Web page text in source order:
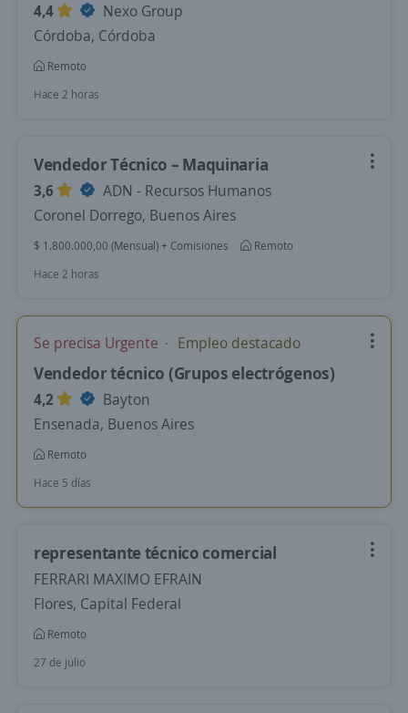
4,4
Nexo Group
Córdoba, Córdoba
Remoto
Hace 2 horas
Vendedor Técnico – Maquinaria
3,6
ADN - Recursos Humanos
Coronel Dorrego, Buenos Aires
$ 1.800.000,00 (Mensual) + Comisiones
Remoto
Hace 2 horas
Se precisa Urgente Empleo destacado
Vendedor técnico (Grupos electrógenos)
4,2
Bayton
Ensenada, Buenos Aires
Remoto
Hace 5 días
representante técnico comercial
FERRARI MAXIMO EFRAIN
Flores, Capital Federal
Remoto
27 de julio